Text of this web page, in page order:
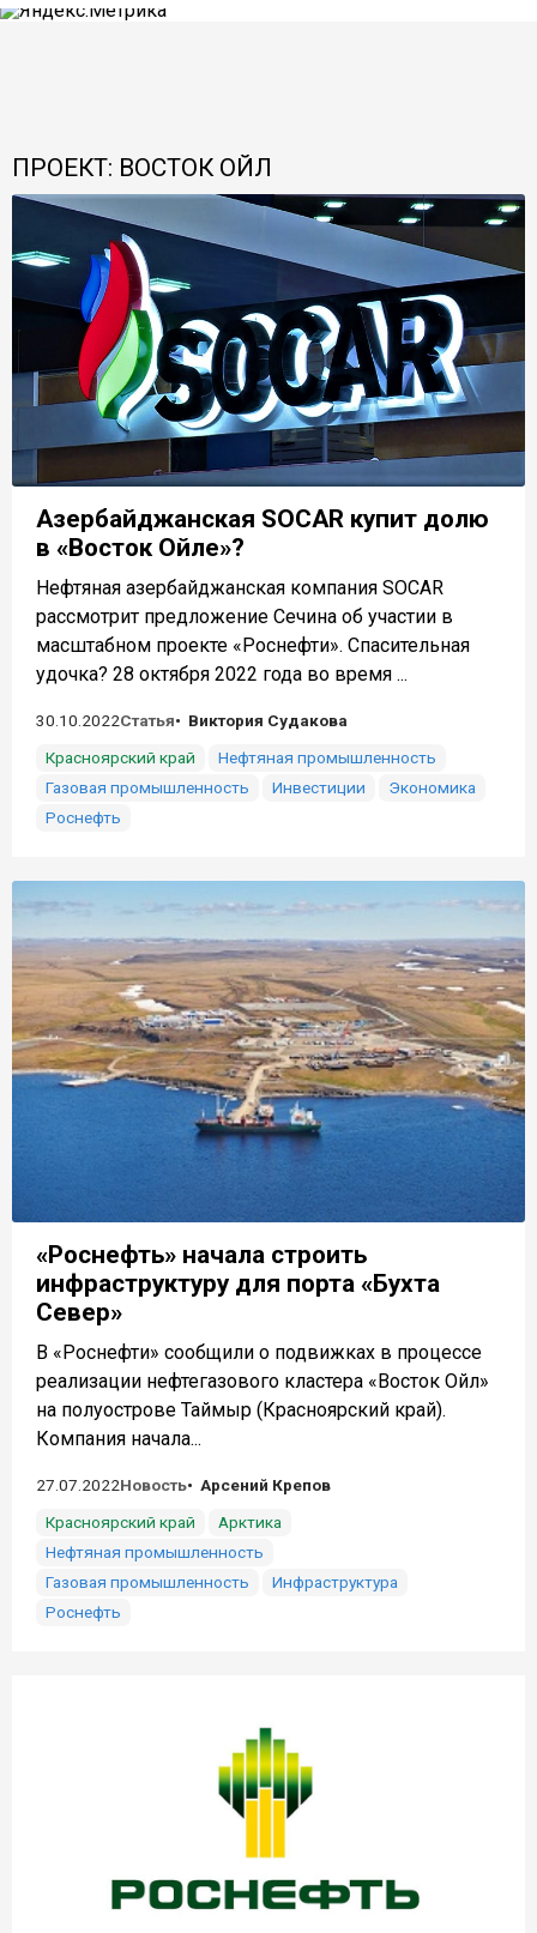
ПРОЕКТ: ВОСТОК ОЙЛ
Азербайджанская SOCAR купит долю
в «Восток Ойле»?
Нефтяная азербайджанская компания SOCAR
рассмотрит предложение Сечина об участии в
масштабном проекте «Роснефти». Спасительная
удочка? 28 октября 2022 года во время ...
30.10.2022Статья
Виктория Судакова
Красноярский край
Нефтяная промышленность
Газовая промышленность
Инвестиции
Экономика
Роснефть
«Роснефть» начала строить
инфраструктуру для порта «Бухта
Север»
В «Роснефти» сообщили о подвижках в процессе
реализации нефтегазового кластера «Восток Ойл»
на полуострове Таймыр (Красноярский край).
Компания начала...
27.07.2022Новость
Арсений Крепов
Красноярский край
Арктика
Нефтяная промышленность
Газовая промышленность
Инфраструктура
Роснефть